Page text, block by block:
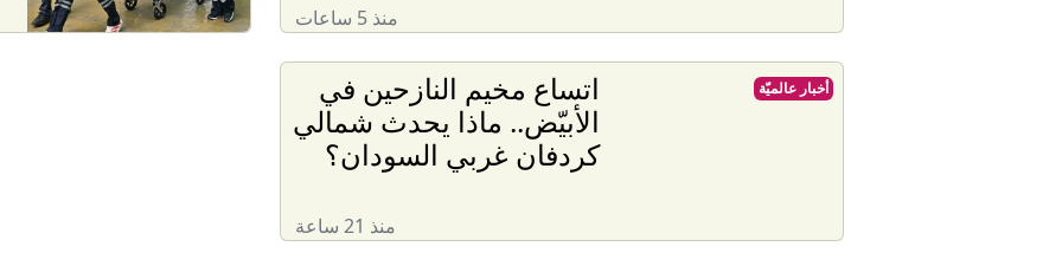
منذ 5 ساعات
اتساع مخيم النازحين في
الأبيّض.. ماذا يحدث شمالي
كردفان غربي السودان؟
منذ 21 ساعة
أخبار عالميّة